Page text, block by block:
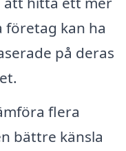
företag kan ha
på deras
flera
bättre känsla